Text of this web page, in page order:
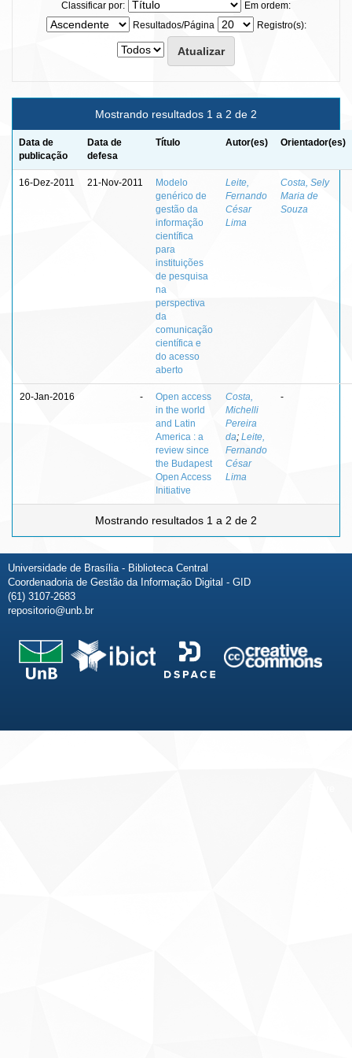
Classificar por:
Em ordem:
Resultados/Página
Registro(s):
Mostrando resultados 1 a 2 de 2
Data de
publicação
Data de
defesa
Título Autor(es) Orientador(es)
16-Dez-2011 21-Nov-2011
Modelo
genérico de
gestão da
informação
científica
para
instituições
de pesquisa
na
perspectiva
da
comunicação
científica e
do acesso
aberto
Leite,
Fernando
César
Lima
Costa, Sely
Maria de
Souza
20-Jan-2016 -
Open access
in the world
and Latin
America : a
review since
the Budapest
Open Access
Initiative
Costa,
Michelli
Pereira
da; Leite,
Fernando
César
Lima
-
Mostrando resultados 1 a 2 de 2
Universidade de Brasília - Biblioteca Central
Coordenadoria de Gestão da Informação Digital - GID
(61) 3107-2683
repositorio@unb.br